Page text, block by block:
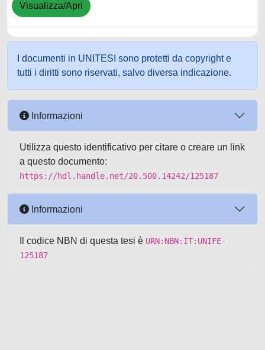
Visualizza/Apri
I documenti in UNITESI sono protetti da copyright e
tutti i diritti sono riservati, salvo diversa indicazione.
Informazioni
Utilizza questo identificativo per citare o creare un link
a questo documento:
https://hdl.handle.net/20.500.14242/125187
Informazioni
Il codice NBN di questa tesi è URN:NBN:IT:UNIFE-
125187